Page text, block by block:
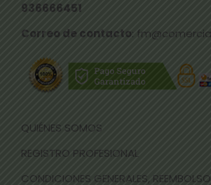
936666451
Correo de contacto:
QUIÉNES SOMOS
REGISTRO PROFESIONAL
CONDICIONES GENERALES,